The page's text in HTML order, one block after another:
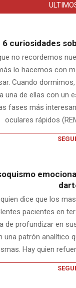
6 curiosidades
no recordemos
lo hacemos con
Cuando
una de ellas con un
fases más
oculares rápidos
dice que los
pacientes en
de profundizar en
una patrón analítico
Hay quien